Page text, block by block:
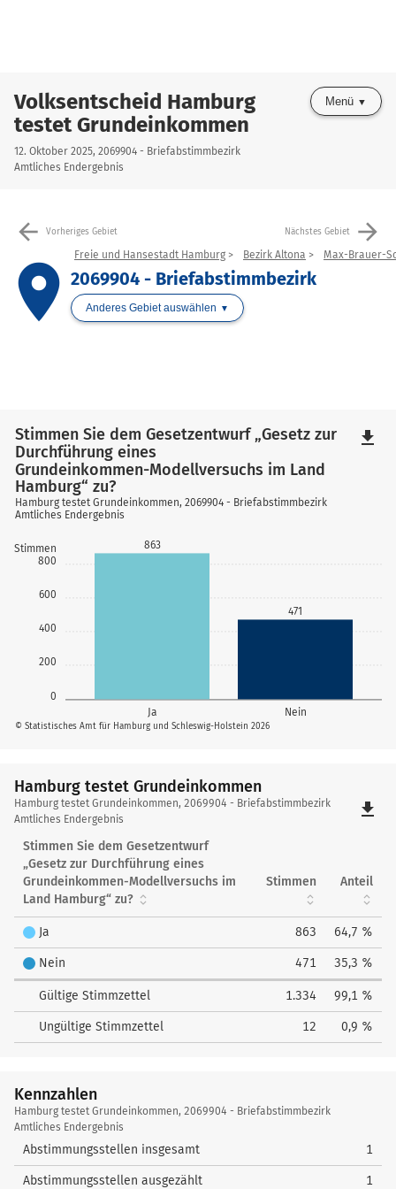
Volksentscheid Hamburg
testet Grundeinkommen
12. Oktober 2025, 2069904 - Briefabstimmbezirk
Amtliches Endergebnis
Menü
arrow_back Vorheriges Gebiet Nächstes Gebiet arrow_forward
place
Freie und Hansestadt Hamburg Bezirk Altona Max-Brauer-
2069904 - Briefabstimmbezirk
Anderes Gebiet auswählen
0
200
400
600
800
Stimmen
Ja Nein
863
471
© Statistisches Amt für Hamburg und Schleswig-Holstein 2026
Stimmen Sie dem Gesetzentwurf „Gesetz zur
Durchführung eines
Grundeinkommen-Modellversuchs im Land
Hamburg“ zu?
Hamburg testet Grundeinkommen, 2069904 - Briefabstimmbezirk
Amtliches Endergebnis
file_download
Hamburg testet Grundeinkommen
Hamburg
testet
Grundeinkommen
Hamburg testet Grundeinkommen, 2069904 - Briefabstimmbezirk
Amtliches Endergebnis
file_download
Stimmen Sie dem Gesetzentwurf
„Gesetz zur Durchführung eines
Grundeinkommen-Modellversuchs im
Land Hamburg“ zu?
Stimmen Anteil
Ja 863 64,7 %
Nein 471 35,3 %
Gültige Stimmzettel 1.334 99,1 %
Ungültige Stimmzettel 12 0,9 %
Kennzahlen
Kennzahlen
Hamburg testet Grundeinkommen, 2069904 - Briefabstimmbezirk
Amtliches Endergebnis
Abstimmungsstellen insgesamt 1
Abstimmungsstellen ausgezählt 1